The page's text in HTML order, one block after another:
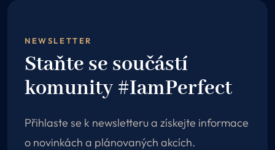
NEWSLETTER
Staňte se součástí
komunity #IamPerfect
Přihlaste se k newsletteru a získejte informace
o novinkách a plánovaných akcích.